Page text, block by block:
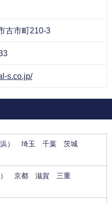
古市町210-3
s.co.jp/
） 埼玉 千葉
茨城
京都 滋賀
三重